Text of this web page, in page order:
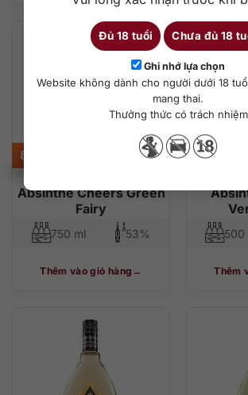
Đủ 18 tuổi Chưa đủ 18
Ghi nhớ lựa chọn
Website không dành cho người dưới 18
mang thai.
Thưởng thức có trách nhiệm
Absinthe Cheers Green
Fairy
820.000
750 ml 53%
Thêm vào giỏ hàng
750.000
500
Thêm